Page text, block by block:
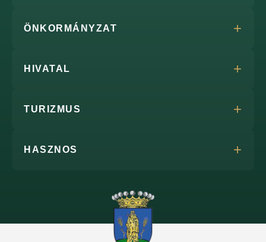
ÖNKORMÁNYZAT
HIVATAL
TURIZMUS
HASZNOS